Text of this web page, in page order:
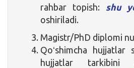
rahbar topish: shu
oshiriladi.
Magistr/PhD diplomi
Qoʻshimcha hujjatlar
hujjatlar tarkibini